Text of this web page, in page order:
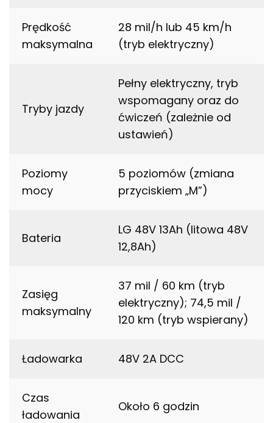
Prędkość
maksymalna
28 mil/h lub 45 km/h
(tryb elektryczny)
Tryby jazdy
Pełny elektryczny, tryb
wspomagany oraz do
ćwiczeń (zależnie od
ustawień)
Poziomy
mocy
5 poziomów (zmiana
przyciskiem „M”)
Bateria
LG 48V 13Ah (litowa 48V
12,8Ah)
Zasięg
maksymalny
37 mil / 60 km (tryb
elektryczny); 74,5 mil /
120 km (tryb wspierany)
Ładowarka 48V 2A DCC
Czas
ładowania
Około 6 godzin